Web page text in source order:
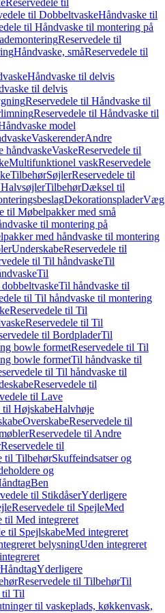
Reservedele til
til DobbeltvaskeHåndvaske til
til Håndvaske til montering på
Reservedele til
Håndvaske, småReservedele til
Håndvaske til delvis
til delvis
Reservedele til Håndvaske til
Reservedele til Håndvaske til
model
VaskerenderAndre
håndvaskeVaskeReservedele til
Multifunktionel vaskReservedele
TilbehørSøjlerReservedele til
TilbehørDæksel til
Dekorationsplader
til Møbelpakker med små
til montering på
med håndvaske til montering
UnderskabeReservedele til
til Til håndvaskeTil
Til
Til håndvaske til
til Til håndvaske til montering
Reservedele til Til
Reservedele til Til
til BordpladerTil
bowle formetReservedele til Til
bowle formetTil håndvaske til
til Til håndvaske til
Reservedele til
til Lave
til HøjskabeHalvhøje
OverskabeReservedele til
Reservedele til Andre
Reservedele til
til TilbehørSkuffeindsatser og
og
Ben
til StikdåserYderligere
Reservedele til SpejleMed
til Med integreret
til SpejlskabeMed integreret
belysningUden integreret
HåndtagYderligere
Reservedele til TilbehørTil
til Til
til vaskeplads, køkkenvask,